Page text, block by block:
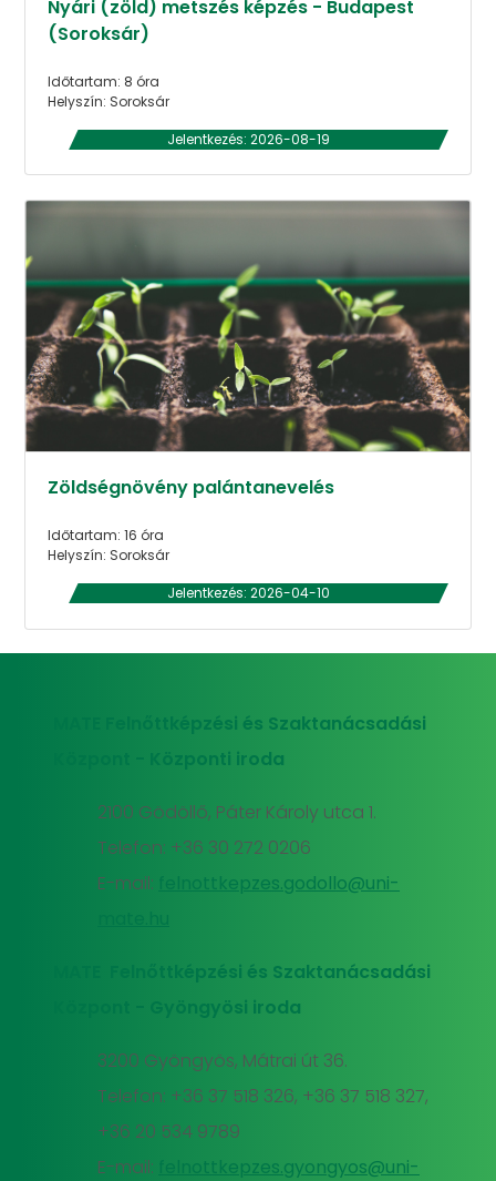
Nyári (zöld) metszés képzés - Budapest
(Soroksár)
Időtartam: 8 óra
Helyszín: Soroksár
Jelentkezés: 2026-08-19
Zöldségnövény palántanevelés
Időtartam: 16 óra
Helyszín: Soroksár
Jelentkezés: 2026-04-10
MATE Felnőttképzési és Szaktanácsadási
Központ - Központi iroda
2100 Gödöllő, Páter Károly utca 1.
Telefon: +36 30 272 0206
E-mail:
felnottkepzes.godollo@uni-
MATE Felnőttképzési és Szaktanácsadási
Központ - Gyöngyösi iroda
3200 Gyöngyös, Mátrai út 36.
Telefon: +36 37 518 326, +36 37 518 327,
+36 20 534 9789
E-mail:
felnottkepzes.gyongyos@uni-